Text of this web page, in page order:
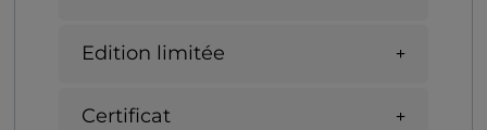
Edition limitée
Certificat